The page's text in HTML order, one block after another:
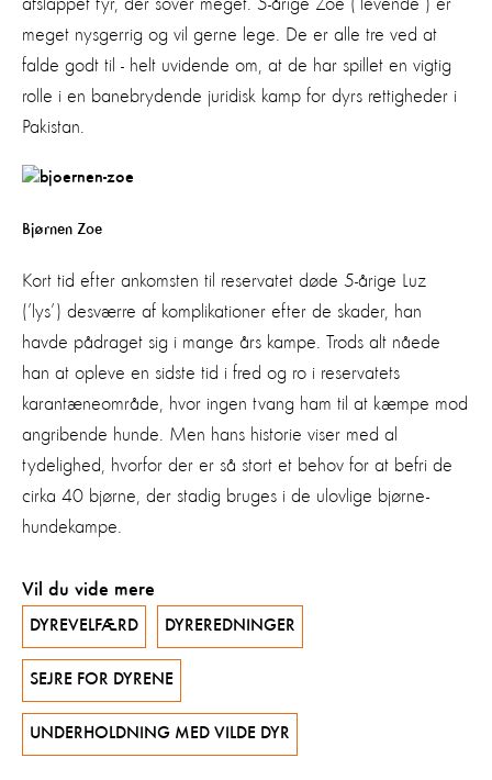
meget nysgerrig og vil gerne lege. De er alle tre ved at
falde godt til - helt uvidende om, at de har spillet en vigtig
rolle i en banebrydende juridisk kamp for dyrs rettigheder i
Pakistan.
Bjørnen Zoe
Kort tid efter ankomsten til reservatet døde 5-årige Luz
(’lys’) desværre af komplikationer efter de skader, han
havde pådraget sig i mange års kampe. Trods alt nåede
han at opleve en sidste tid i fred og ro i reservatets
karantæneområde, hvor ingen tvang ham til at kæmpe mod
angribende hunde. Men hans historie viser med al
tydelighed, hvorfor der er så stort et behov for at befri de
cirka 40 bjørne, der stadig bruges i de ulovlige bjørne-
hundekampe.
Vil du vide mere
DYREVELFÆRD DYREREDNINGER
SEJRE FOR DYRENE
UNDERHOLDNING MED VILDE DYR